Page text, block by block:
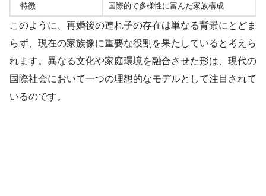
特徴 国際的で多様性に富んだ家族構成
このように、再婚後の連れ子の存在は単なる背景にとどま
らず、現在の家族像に重要な役割を果たしていると考えら
れます。異なる文化や家庭環境を融合させた形は、現代の
国際社会において一つの理想的なモデルとして注目されて
いるのです。